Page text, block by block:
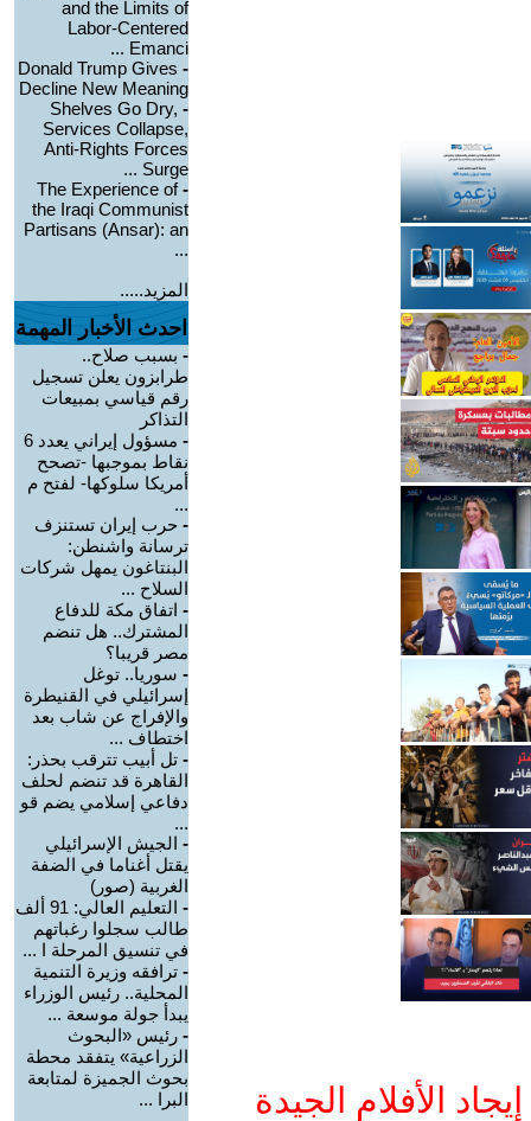
الأفلام الجيدة
and the Limits of
Labor-Centered
Emanci ...
-
Donald Trump Gives
Decline New Meaning
-
Shelves Go Dry,
Services Collapse,
Anti-Rights Forces
Surge ...
-
The Experience of
the Iraqi Communist
Partisans (Ansar): an
...
المزيد.....
احدث الأخبار المهمة
- بسبب صلاح..
طرابزون يعلن تسجيل
رقم قياسي بمبيعات
التذاكر
-
مسؤول إيراني يعدد 6
نقاط بموجبها -تصحح
أمريكا سلوكها- لفتح م
...
- حرب إيران تستنزف
ترسانة واشنطن:
البنتاغون يمهل شركات
السلاح ...
- اتفاق مكة للدفاع
المشترك.. هل تنضم
مصر قريبا؟
- سوريا.. توغل
إسرائيلي في القنيطرة
والإفراج عن شاب بعد
اختطاف ...
- تل أبيب تترقب بحذر:
القاهرة قد تنضم لحلف
دفاعي إسلامي يضم قو
...
- الجيش الإسرائيلي
يقتل أغناما في الضفة
الغربية (صور)
-
التعليم العالي: 91 ألف
طالب سجلوا رغباتهم
في تنسيق المرحلة ا ...
- ترافقه وزيرة التنمية
المحلية.. رئيس الوزراء
يبدأ جولة موسعة ...
- رئيس «البحوث
الزراعية» يتفقد محطة
بحوث الجميزة لمتابعة
البرا ...